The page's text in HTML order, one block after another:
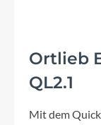
Ortlieb
QL2.1
Mit dem